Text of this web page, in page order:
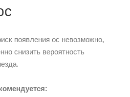
появления ос невозможно,
снизить вероятность